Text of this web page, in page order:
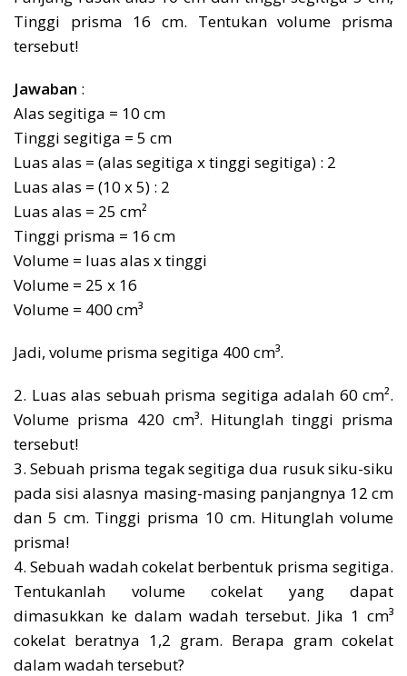
Tinggi prisma 16 cm. Tentukan volume prisma
tersebut!
Jawaban :
Alas segitiga = 10 cm
Tinggi segitiga = 5 cm
Luas alas = (alas segitiga x tinggi segitiga) : 2
Luas alas = (10 x 5) : 2
Luas alas = 25 cm²
Tinggi prisma = 16 cm
Volume = luas alas x tinggi
Volume = 25 x 16
Volume = 400 cm³
Jadi, volume prisma segitiga 400 cm³.
2. Luas alas sebuah prisma segitiga adalah 60 cm².
Volume prisma 420 cm³. Hitunglah tinggi prisma
tersebut!
3. Sebuah prisma tegak segitiga dua rusuk siku-siku
pada sisi alasnya masing-masing panjangnya 12 cm
dan 5 cm. Tinggi prisma 10 cm. Hitunglah volume
prisma!
4. Sebuah wadah cokelat berbentuk prisma segitiga.
Tentukanlah volume cokelat yang dapat
dimasukkan ke dalam wadah tersebut. Jika 1 cm³
cokelat beratnya 1,2 gram. Berapa gram cokelat
dalam wadah tersebut?